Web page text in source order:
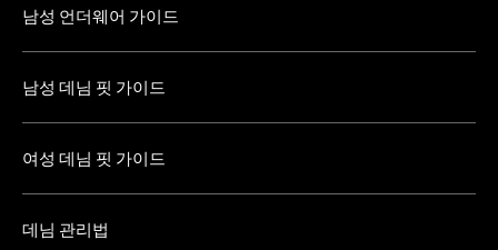
남성 언더웨어 가이드
남성 데님 핏 가이드
여성 데님 핏 가이드
데님 관리법